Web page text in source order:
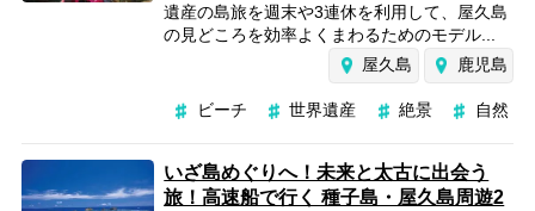
遺産の島旅を週末や3連休を利用して、屋久島
の見どころを効率よくまわるためのモデル...
屋久島
鹿児島
ビーチ 世界遺産 絶景 自然
いざ島めぐりへ！未来と太古に出会う
旅！高速船で行く 種子島・屋久島周遊2